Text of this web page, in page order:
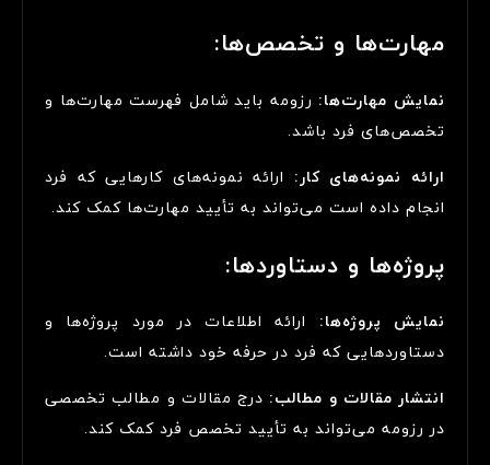
مهارت‌ها و تخصص‌ها:
نمایش مهارت‌ها: رزومه باید شامل فهرست مهارت‌ها و
تخصص‌های فرد باشد.
ارائه نمونه‌های کار: ارائه نمونه‌های کارهایی که فرد
انجام داده است می‌تواند به تأیید مهارت‌ها کمک کند.
پروژه‌ها و دستاوردها:
نمایش پروژه‌ها: ارائه اطلاعات در مورد پروژه‌ها و
دستاوردهایی که فرد در حرفه خود داشته است.
انتشار مقالات و مطالب: درج مقالات و مطالب تخصصی
در رزومه می‌تواند به تأیید تخصص فرد کمک کند.